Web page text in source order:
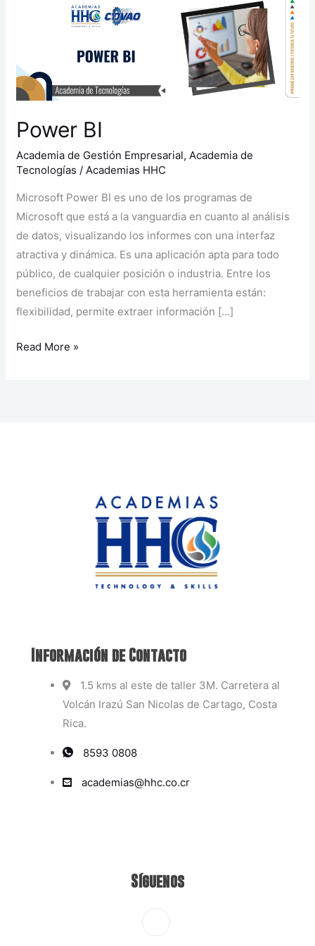
Power BI
Academia de Gestión Empresarial,Academia de
Tecnologías /Academias HHC
Microsoft Power BI es uno de los programas de
Microsoft que está a la vanguardia en cuanto al análisis
de datos, visualizando los informes con una interfaz
atractiva y dinámica. Es una aplicación apta para todo
público, de cualquier posición o industria. Entre los
beneficios de trabajar con esta herramienta están:
flexibilidad, permite extraer información […]
Read More »
Información de Contacto
1.5 kms al este de taller 3M. Carretera al
Volcán Irazú San Nicolas de Cartago, Costa
Rica.
8593 0808
academias@hhc.co.cr
Síguenos